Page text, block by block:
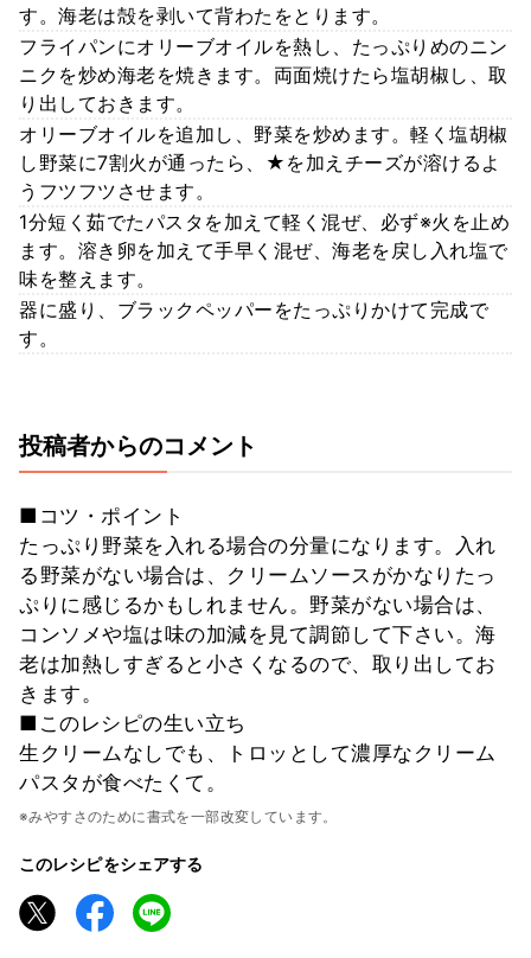
す。海老は殻を剥いて背わたをとります。
フライパンにオリーブオイルを熱し、たっぷりめのニン
ニクを炒め海老を焼きます。両面焼けたら塩胡椒し、取
り出しておきます。
オリーブオイルを追加し、野菜を炒めます。軽く塩胡椒
し野菜に7割火が通ったら、★を加えチーズが溶けるよ
うフツフツさせます。
1分短く茹でたパスタを加えて軽く混ぜ、必ず※火を止め
ます。溶き卵を加えて手早く混ぜ、海老を戻し入れ塩で
味を整えます。
器に盛り、ブラックペッパーをたっぷりかけて完成で
す。
投稿者からのコメント
■コツ・ポイント
たっぷり野菜を入れる場合の分量になります。入れ
る野菜がない場合は、クリームソースがかなりたっ
ぷりに感じるかもしれません。野菜がない場合は、
コンソメや塩は味の加減を見て調節して下さい。海
老は加熱しすぎると小さくなるので、取り出してお
きます。
■このレシピの生い立ち
生クリームなしでも、トロッとして濃厚なクリーム
パスタが食べたくて。
※みやすさのために書式を一部改変しています。
このレシピをシェアする